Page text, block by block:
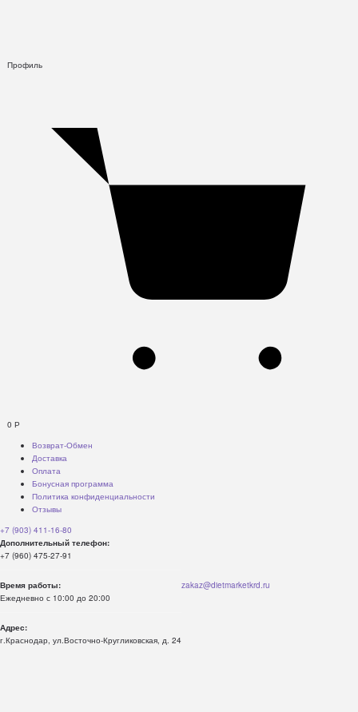
Профиль
0 Р
Возврат-Обмен
Доставка
Оплата
Бонусная программа
Политика конфиденциальности
Отзывы
+7 (903) 411-16-80
Дополнительный телефон:
+7 (960) 475-27-91
Время работы:
Ежедневно с 10:00 до 20:00
Адрес:
г.Краснодар, ул.Восточно-Кругликовская, д. 24
zakaz@dietmarketkrd.ru